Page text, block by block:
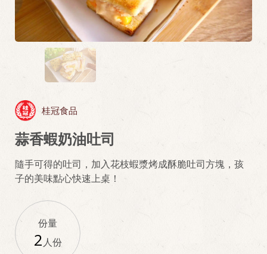
桂冠食品
蒜香蝦奶油吐司
隨手可得的吐司，加入花枝蝦漿烤成酥脆吐司方塊，孩
子的美味點心快速上桌！
份量
2人份